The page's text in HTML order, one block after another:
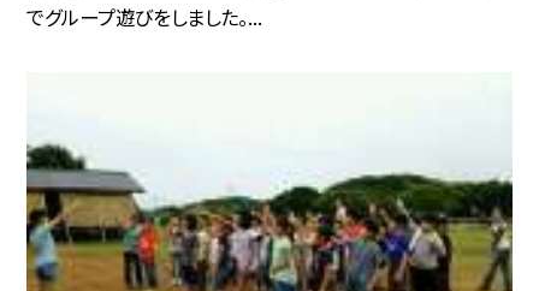
でグループ遊びをしました。...